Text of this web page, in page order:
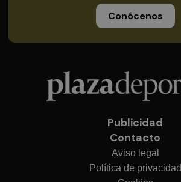
Conócenos
Publicidad
Contacto
Aviso legal
Política de privacidad